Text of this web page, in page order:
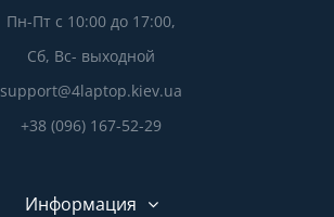
Пн-Пт с 10:00 до 17:00,
Сб, Вс- выходной
support@4laptop.kiev.ua
+38 (096) 167-52-29
Информация